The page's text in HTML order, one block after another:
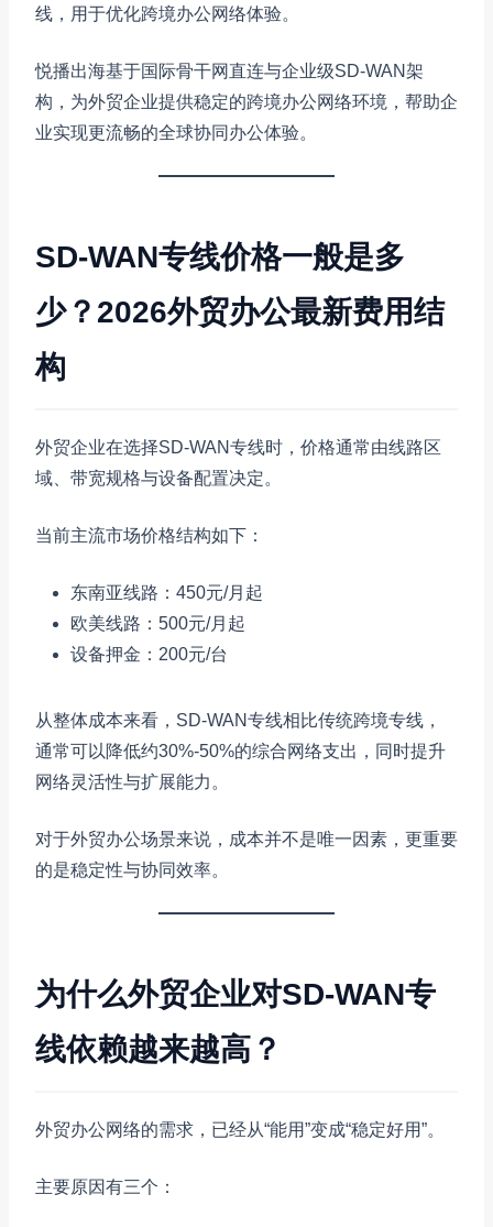
线，用于优化跨境办公网络体验。
悦播出海基于国际骨干网直连与企业级SD-WAN架
构，为外贸企业提供稳定的跨境办公网络环境，帮助企
业实现更流畅的全球协同办公体验。
SD-WAN专线价格一般是多
少？2026外贸办公最新费用结
构
外贸企业在选择SD-WAN专线时，价格通常由线路区
域、带宽规格与设备配置决定。
当前主流市场价格结构如下：
东南亚线路：450元/月起
欧美线路：500元/月起
设备押金：200元/台
从整体成本来看，SD-WAN专线相比传统跨境专线，
通常可以降低约30%-50%的综合网络支出，同时提升
网络灵活性与扩展能力。
对于外贸办公场景来说，成本并不是唯一因素，更重要
的是稳定性与协同效率。
为什么外贸企业对SD-WAN专
线依赖越来越高？
外贸办公网络的需求，已经从“能用”变成“稳定好用”。
主要原因有三个：